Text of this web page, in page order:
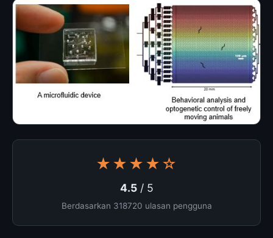
★★★★☆
4.5/ 5
Berdasarkan 318720 ulasan pengguna